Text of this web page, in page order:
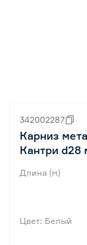
342002287
Карниз
Кантри d28
Длина (м)
Цвет: Белый